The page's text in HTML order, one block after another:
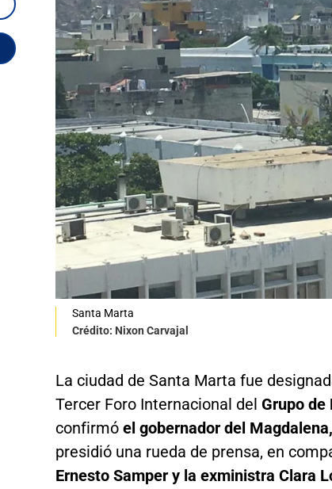
Santa Marta
Crédito: Nixon Carvajal
La ciudad de Santa Marta fue
Tercer Foro Internacional del Grupo de
confirmó el gobernador del
presidió una rueda de prensa, en
Ernesto Samper y la exministra Clara